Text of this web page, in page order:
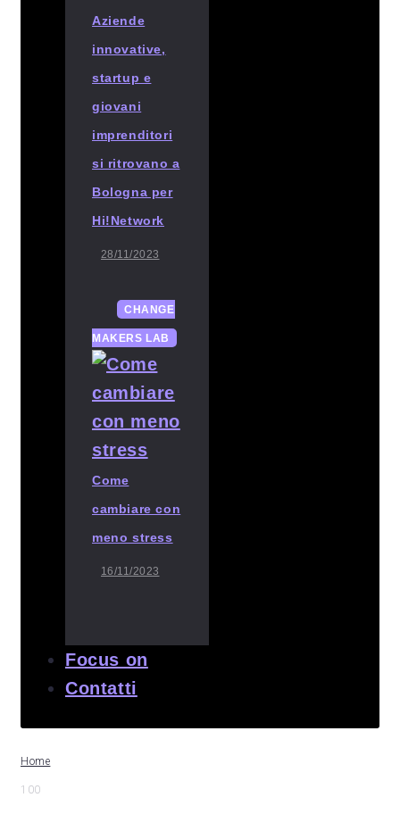
Aziende
innovative,
startup e
giovani
imprenditori
si ritrovano a
Bologna per
Hi!Network
28/11/2023
CHANGE
MAKERS LAB
Come
cambiare con
meno stress
16/11/2023
Focus on
Contatti
Home
100